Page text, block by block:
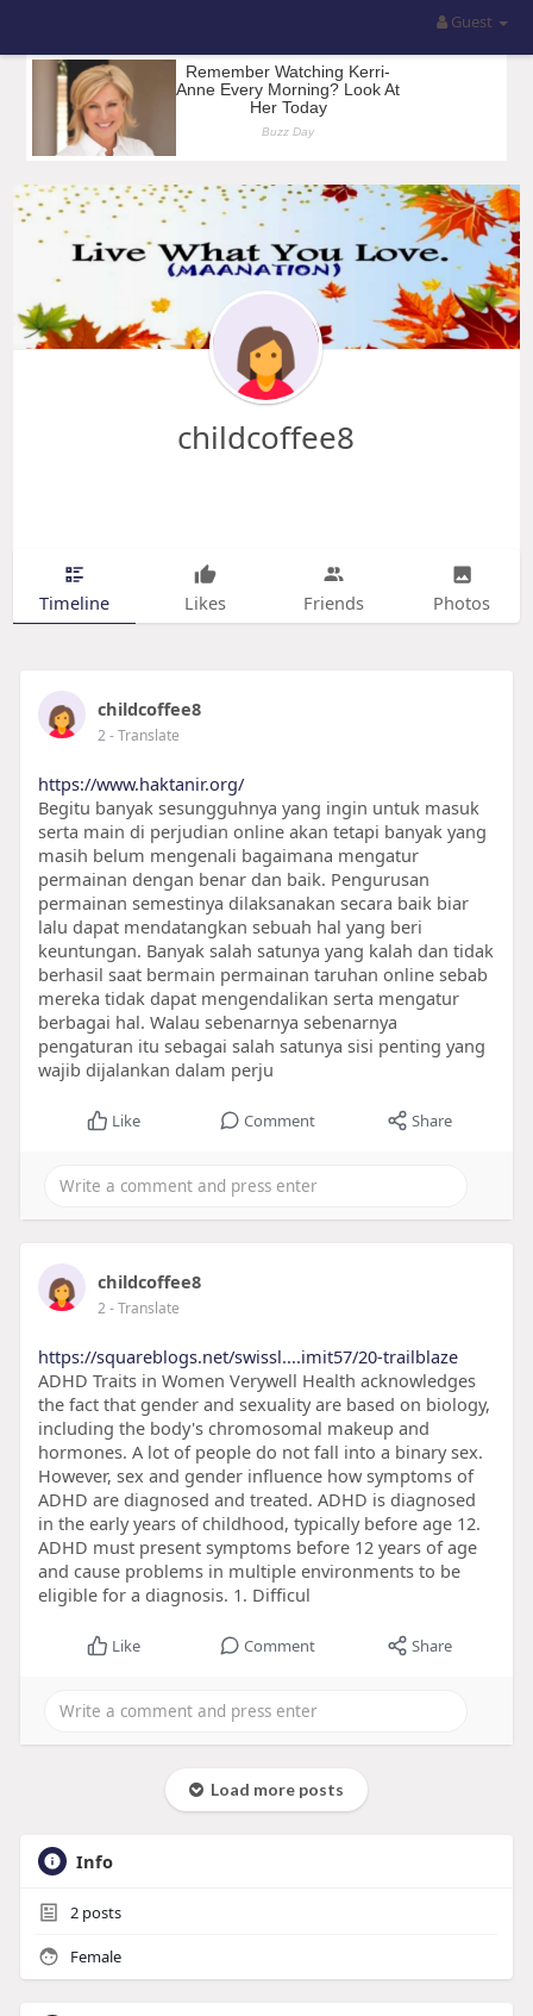
Guest
childcoffee8
Timeline Likes Friends Photos
childcoffee8
2- Translate
https://www.haktanir.org/
Begitu banyak sesungguhnya yang ingin untuk masuk
serta main di perjudian online akan tetapi banyak yang
masih belum mengenali bagaimana mengatur
permainan dengan benar dan baik. Pengurusan
permainan semestinya dilaksanakan secara baik biar
lalu dapat mendatangkan sebuah hal yang beri
keuntungan. Banyak salah satunya yang kalah dan tidak
berhasil saat bermain permainan taruhan online sebab
mereka tidak dapat mengendalikan serta mengatur
berbagai hal. Walau sebenarnya sebenarnya
pengaturan itu sebagai salah satunya sisi penting yang
wajib dijalankan dalam perju
Like Comment Share
childcoffee8
2- Translate
https://squareblogs.net/swissl....imit57/20-trailblaze
ADHD Traits in Women Verywell Health acknowledges
the fact that gender and sexuality are based on biology,
including the body's chromosomal makeup and
hormones. A lot of people do not fall into a binary sex.
However, sex and gender influence how symptoms of
ADHD are diagnosed and treated. ADHD is diagnosed
in the early years of childhood, typically before age 12.
ADHD must present symptoms before 12 years of age
and cause problems in multiple environments to be
eligible for a diagnosis. 1. Difficul
Like Comment Share
Load more posts
Info
2posts
Female